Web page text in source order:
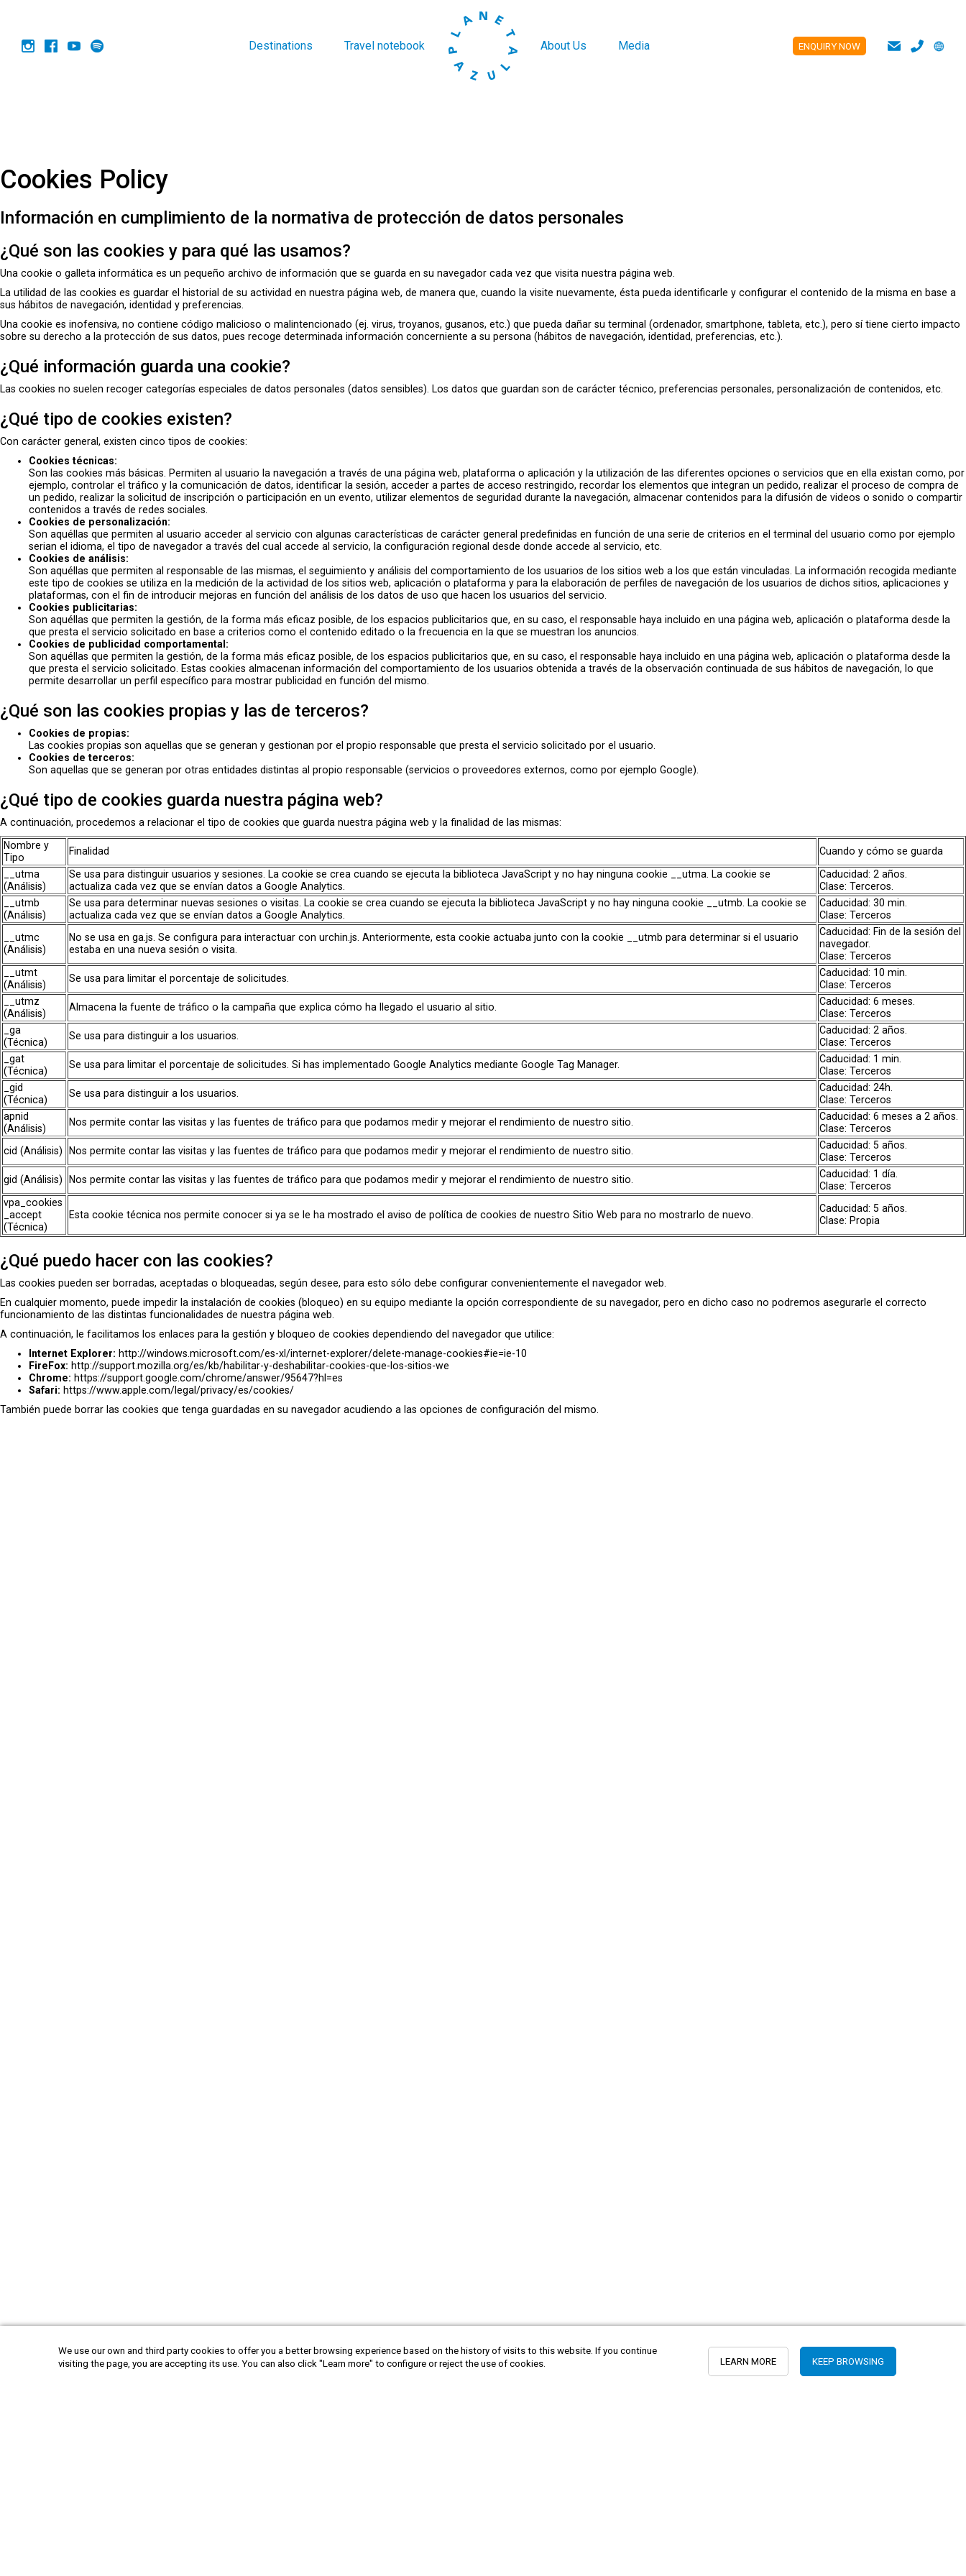
ENQUIRY NOW ES
Destinations Travel notebook About Us Media
Cookies Policy
Información en cumplimiento de la normativa de protección de datos personales
¿Qué son las cookies y para qué las usamos?
Una cookie o galleta informática es un pequeño archivo de información que se guarda en su navegador cada vez que visita nuestra página web.
La utilidad de las cookies es guardar el historial de su actividad en nuestra página web, de manera que, cuando la visite nuevamente, ésta pueda identificarle y configurar el contenido de la misma en base a
sus hábitos de navegación, identidad y preferencias.
Una cookie es inofensiva, no contiene código malicioso o malintencionado (ej. virus, troyanos, gusanos, etc.) que pueda dañar su terminal (ordenador, smartphone, tableta, etc.), pero sí tiene cierto impacto
sobre su derecho a la protección de sus datos, pues recoge determinada información concerniente a su persona (hábitos de navegación, identidad, preferencias, etc.).
¿Qué información guarda una cookie?
Las cookies no suelen recoger categorías especiales de datos personales (datos sensibles). Los datos que guardan son de carácter técnico, preferencias personales, personalización de contenidos, etc.
¿Qué tipo de cookies existen?
Con carácter general, existen cinco tipos de cookies:
Cookies técnicas:
Son las cookies más básicas. Permiten al usuario la navegación a través de una página web, plataforma o aplicación y la utilización de las diferentes opciones o servicios que en ella existan como, por
ejemplo, controlar el tráfico y la comunicación de datos, identificar la sesión, acceder a partes de acceso restringido, recordar los elementos que integran un pedido, realizar el proceso de compra de
un pedido, realizar la solicitud de inscripción o participación en un evento, utilizar elementos de seguridad durante la navegación, almacenar contenidos para la difusión de videos o sonido o compartir
contenidos a través de redes sociales.
Cookies de personalización:
Son aquéllas que permiten al usuario acceder al servicio con algunas características de carácter general predefinidas en función de una serie de criterios en el terminal del usuario como por ejemplo
serian el idioma, el tipo de navegador a través del cual accede al servicio, la configuración regional desde donde accede al servicio, etc.
Cookies de análisis:
Son aquéllas que permiten al responsable de las mismas, el seguimiento y análisis del comportamiento de los usuarios de los sitios web a los que están vinculadas. La información recogida mediante
este tipo de cookies se utiliza en la medición de la actividad de los sitios web, aplicación o plataforma y para la elaboración de perfiles de navegación de los usuarios de dichos sitios, aplicaciones y
plataformas, con el fin de introducir mejoras en función del análisis de los datos de uso que hacen los usuarios del servicio.
Cookies publicitarias:
Son aquéllas que permiten la gestión, de la forma más eficaz posible, de los espacios publicitarios que, en su caso, el responsable haya incluido en una página web, aplicación o plataforma desde la
que presta el servicio solicitado en base a criterios como el contenido editado o la frecuencia en la que se muestran los anuncios.
Cookies de publicidad comportamental:
Son aquéllas que permiten la gestión, de la forma más eficaz posible, de los espacios publicitarios que, en su caso, el responsable haya incluido en una página web, aplicación o plataforma desde la
que presta el servicio solicitado. Estas cookies almacenan información del comportamiento de los usuarios obtenida a través de la observación continuada de sus hábitos de navegación, lo que
permite desarrollar un perfil específico para mostrar publicidad en función del mismo.
¿Qué son las cookies propias y las de terceros?
Cookies de propias:
Las cookies propias son aquellas que se generan y gestionan por el propio responsable que presta el servicio solicitado por el usuario.
Cookies de terceros:
Son aquellas que se generan por otras entidades distintas al propio responsable (servicios o proveedores externos, como por ejemplo Google).
¿Qué tipo de cookies guarda nuestra página web?
A continuación, procedemos a relacionar el tipo de cookies que guarda nuestra página web y la finalidad de las mismas:
Nombre y
Tipo
Finalidad
Cuando y cómo se guarda
__utma
(Análisis)
Se usa para distinguir usuarios y sesiones. La cookie se crea cuando se ejecuta la biblioteca JavaScript y no hay ninguna cookie __utma. La cookie se
actualiza cada vez que se envían datos a Google Analytics.
Caducidad: 2 años.
Clase: Terceros.
__utmb
(Análisis)
Se usa para determinar nuevas sesiones o visitas. La cookie se crea cuando se ejecuta la biblioteca JavaScript y no hay ninguna cookie __utmb. La cookie se
actualiza cada vez que se envían datos a Google Analytics.
Caducidad: 30 min.
Clase: Terceros
__utmc
(Análisis)
No se usa en ga.js. Se configura para interactuar con urchin.js. Anteriormente, esta cookie actuaba junto con la cookie __utmb para determinar si el usuario
estaba en una nueva sesión o visita.
Caducidad: Fin de la sesión del
navegador.
Clase: Terceros
__utmt
(Análisis)
Se usa para limitar el porcentaje de solicitudes.
Caducidad: 10 min.
Clase: Terceros
__utmz
(Análisis)
Almacena la fuente de tráfico o la campaña que explica cómo ha llegado el usuario al sitio.
Caducidad: 6 meses.
Clase: Terceros
_ga
(Técnica)
Se usa para distinguir a los usuarios.
Caducidad: 2 años.
Clase: Terceros
_gat
(Técnica)
Se usa para limitar el porcentaje de solicitudes. Si has implementado Google Analytics mediante Google Tag Manager.
Caducidad: 1 min.
Clase: Terceros
_gid
(Técnica)
Se usa para distinguir a los usuarios.
Caducidad: 24h.
Clase: Terceros
apnid
(Análisis)
Nos permite contar las visitas y las fuentes de tráfico para que podamos medir y mejorar el rendimiento de nuestro sitio.
Caducidad: 6 meses a 2 años.
Clase: Terceros
cid (Análisis)
Nos permite contar las visitas y las fuentes de tráfico para que podamos medir y mejorar el rendimiento de nuestro sitio.
Caducidad: 5 años.
Clase: Terceros
gid (Análisis)
Nos permite contar las visitas y las fuentes de tráfico para que podamos medir y mejorar el rendimiento de nuestro sitio.
Caducidad: 1 día.
Clase: Terceros
vpa_cookies
_accept
(Técnica)
Esta cookie técnica nos permite conocer si ya se le ha mostrado el aviso de política de cookies de nuestro Sitio Web para no mostrarlo de nuevo.
Caducidad: 5 años.
Clase: Propia
¿Qué puedo hacer con las cookies?
Las cookies pueden ser borradas, aceptadas o bloqueadas, según desee, para esto sólo debe configurar convenientemente el navegador web.
En cualquier momento, puede impedir la instalación de cookies (bloqueo) en su equipo mediante la opción correspondiente de su navegador, pero en dicho caso no podremos asegurarle el correcto
funcionamiento de las distintas funcionalidades de nuestra página web.
A continuación, le facilitamos los enlaces para la gestión y bloqueo de cookies dependiendo del navegador que utilice:
Internet Explorer: http://windows.microsoft.com/es-xl/internet-explorer/delete-manage-cookies#ie=ie-10
FireFox: http://support.mozilla.org/es/kb/habilitar-y-deshabilitar-cookies-que-los-sitios-we
Chrome: https://support.google.com/chrome/answer/95647?hl=es
Safari: https://www.apple.com/legal/privacy/es/cookies/
También puede borrar las cookies que tenga guardadas en su navegador acudiendo a las opciones de configuración del mismo.
We use our own and third party cookies to offer you a better browsing experience based on the history of visits to this website. If you continue
visiting the page, you are accepting its use. You can also click "Learn more" to configure or reject the use of cookies.
KEEP BROWSING
LEARN MORE